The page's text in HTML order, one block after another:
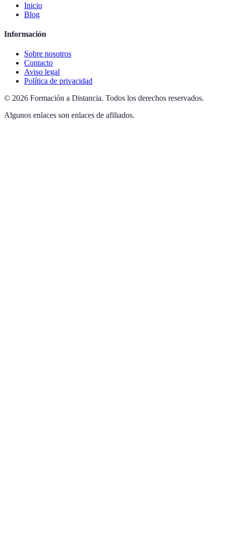
Inicio
Blog
Información
Sobre nosotros
Contacto
Aviso legal
Política de privacidad
© 2026 Formación a Distancia. Todos los derechos reservados.
Algunos enlaces son enlaces de afiliados.